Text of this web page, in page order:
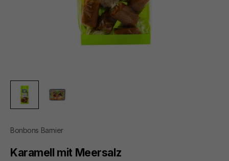
Bonbons Barnier
Karamell mit Meersalz